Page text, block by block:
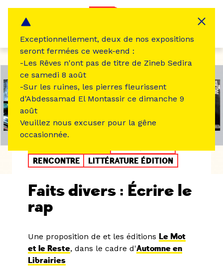
RENCONTRE
LITTÉRATURE ÉDITION
Faits divers : Écrire le
rap
Une proposition de et les éditions Le Mot
et le Reste, dans le cadre d'Automne en
Librairies
Exceptionnellement, deux de nos expositions
seront fermées ce week-end :
-Les Rêves n'ont pas de titre de Zineb Sedira
ce samedi 8 août
-Sur les ruines, les pierres fleurissent
d'Abdessamad El Montassir ce dimanche 9
août
Veuillez nous excuser pour la gêne
occasionnée.
Panneau de gestion des cookies